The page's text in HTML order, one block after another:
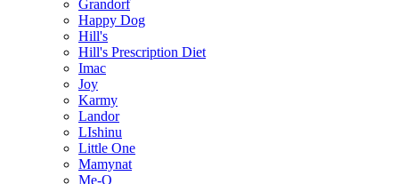
Grandorf
Happy Dog
Hill's
Hill's Prescription Diet
Imac
Joy
Karmy
Landor
LIshinu
Little One
Mamynat
Me-O